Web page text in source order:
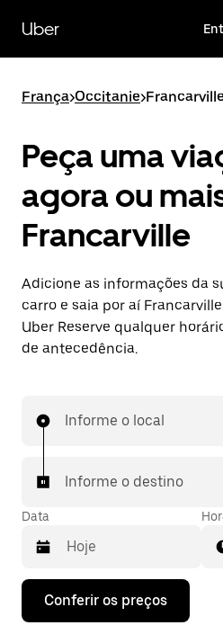
para
conteúdo
Uber
França>Occitanie>Francarville
Peça uma
agora ou
Francarville
Adicione as informações da
carro e saia por aí
Uber Reserve qualquer
de antecedência.
Informe o local
Informe o destino
Data
Pressione
seta
Conferir os preços